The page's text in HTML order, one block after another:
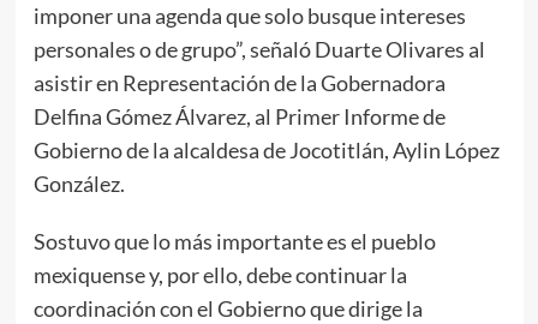
imponer una agenda que solo busque intereses
personales o de grupo”, señaló Duarte Olivares al
asistir en Representación de la Gobernadora
Delfina Gómez Álvarez, al Primer Informe de
Gobierno de la alcaldesa de Jocotitlán, Aylin López
González.
Sostuvo que lo más importante es el pueblo
mexiquense y, por ello, debe continuar la
coordinación con el Gobierno que dirige la